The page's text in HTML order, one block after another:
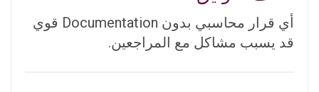
أي قرار محاسبي بدون Documentation قوي
قد يسبب مشاكل مع المراجعين.